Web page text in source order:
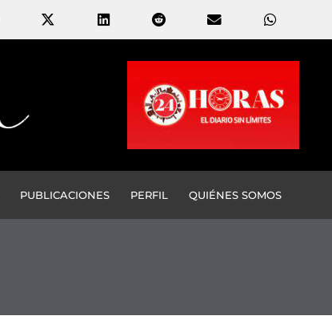
PUBLICACIONES PERFIL QUIÉNES SOMOS